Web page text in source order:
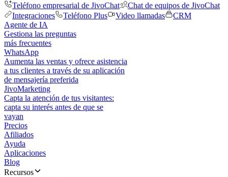
Teléfono empresarial de JivoChat
Chat de equipos de JivoChat
Integraciones
Teléfono Plus Video llamadas
CRM
Agente de IA
Gestiona las preguntas
más frecuentes
WhatsApp
Aumenta las ventas y ofrece asistencia
a tus clientes a través de su aplicación
de mensajería preferida
JivoMarketing
Capta la atención de tus visitantes:
capta su interés antes de que se
vayan
Precios
Afiliados
Ayuda
Aplicaciones
Blog
Recursos